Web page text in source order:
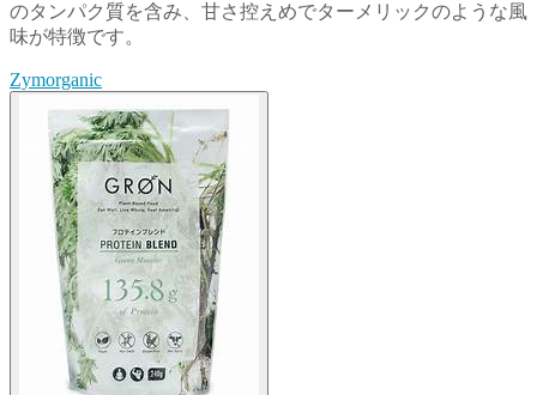
のタンパク質を含み、甘さ控えめでターメリックのような風
味が特徴です。
Zymorganic